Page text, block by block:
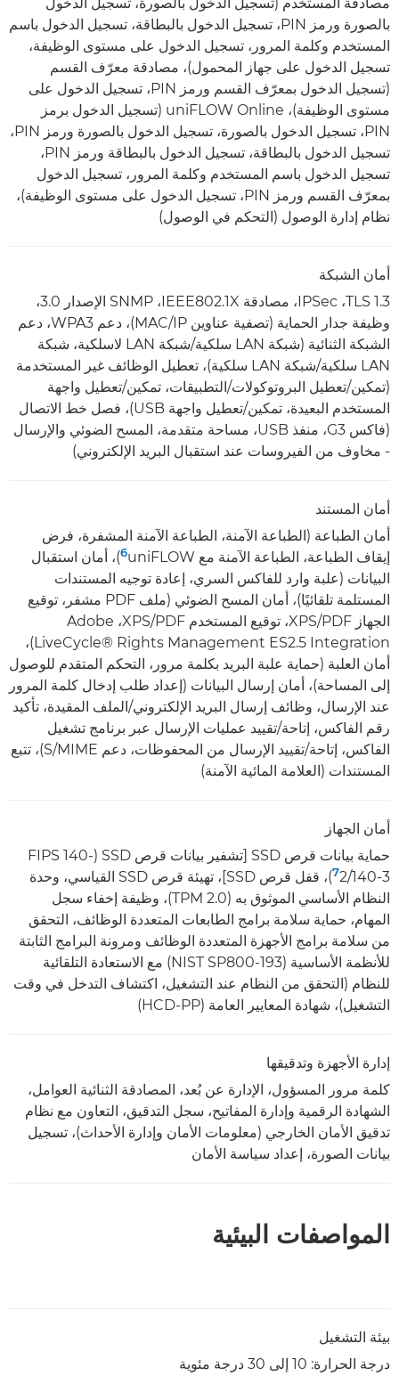
مصادقة المستخدم (تسجيل الدخول بالصورة، تسجيل الدخول
بالصورة ورمز PIN، تسجيل الدخول بالبطاقة، تسجيل الدخول باسم
المستخدم وكلمة المرور، تسجيل الدخول على مستوى الوظيفة،
تسجيل الدخول على جهاز المحمول)، مصادقة معرّف القسم
(تسجيل الدخول بمعرّف القسم ورمز PIN، تسجيل الدخول على
مستوى الوظيفة)، uniFLOW Online (تسجيل الدخول برمز
PIN، تسجيل الدخول بالصورة، تسجيل الدخول بالصورة ورمز PIN،
تسجيل الدخول بالبطاقة، تسجيل الدخول بالبطاقة ورمز PIN،
تسجيل الدخول باسم المستخدم وكلمة المرور، تسجيل الدخول
بمعرّف القسم ورمز PIN، تسجيل الدخول على مستوى الوظيفة)،
نظام إدارة الوصول (التحكم في الوصول)
أمان الشبكة
TLS 1.3، ‏IPSec، مصادقة IEEE802.1X، ‏SNMP الإصدار 3.0،
وظيفة جدار الحماية (تصفية عناوين IP/‏MAC)، دعم WPA3، دعم
الشبكة الثنائية (شبكة LAN سلكية/شبكة LAN لاسلكية، شبكة
LAN سلكية/شبكة LAN سلكية)، تعطيل الوظائف غير المستخدمة
(تمكين/تعطيل البروتوكولات/التطبيقات، تمكين/تعطيل واجهة
المستخدم البعيدة، تمكين/تعطيل واجهة USB)، فصل خط الاتصال
(فاكس G3، منفذ USB، مساحة متقدمة، المسح الضوئي والإرسال
- مخاوف من الفيروسات عند استقبال البريد الإلكتروني)
أمان المستند
أمان الطباعة (الطباعة الآمنة، الطباعة الآمنة المشفرة، فرض
إيقاف الطباعة، الطباعة الآمنة مع uniFLOW‏
6)، أمان استقبال
البيانات (علبة وارد للفاكس السري، إعادة توجيه المستندات
المستلمة تلقائيًا)، أمان المسح الضوئي (ملف PDF مشفر، توقيع
الجهاز PDF/‏XPS، توقيع المستخدم PDF/‏XPS، ‏Adobe
LiveCycle® Rights Management ES2.5 Integration)،
أمان العلبة (حماية علبة البريد بكلمة مرور، التحكم المتقدم للوصول
إلى المساحة)، أمان إرسال البيانات (إعداد طلب إدخال كلمة المرور
عند الإرسال، وظائف إرسال البريد الإلكتروني/الملف المقيدة، تأكيد
رقم الفاكس، إتاحة/تقييد عمليات الإرسال عبر برنامج تشغيل
الفاكس، إتاحة/تقييد الإرسال من المحفوظات، دعم S/MIME)، تتبع
المستندات (العلامة المائية الآمنة)
أمان الجهاز
حماية بيانات قرص SSD [تشفير بيانات قرص SSD ‏(FIPS 140-
2/140-3‏
7
)، قفل قرص SSD]، تهيئة قرص SSD القياسي، وحدة
النظام الأساسي الموثوق به (TPM 2.0)، وظيفة إخفاء سجل
المهام، حماية سلامة برامج الطابعات المتعددة الوظائف، التحقق
من سلامة برامج الأجهزة المتعددة الوظائف ومرونة البرامج الثابتة
للأنظمة الأساسية (NIST SP800-193) مع الاستعادة التلقائية
للنظام (التحقق من النظام عند التشغيل، اكتشاف التدخل في وقت
التشغيل)، شهادة المعايير العامة (HCD-PP)
إدارة الأجهزة وتدقيقها
كلمة مرور المسؤول، الإدارة عن بُعد، المصادقة الثنائية العوامل،
الشهادة الرقمية وإدارة المفاتيح، سجل التدقيق، التعاون مع نظام
تدقيق الأمان الخارجي (معلومات الأمان وإدارة الأحداث)، تسجيل
بيانات الصورة، إعداد سياسة الأمان
المواصفات البيئية
بيئة التشغيل
درجة الحرارة‏: 10 إلى 30 درجة مئوية